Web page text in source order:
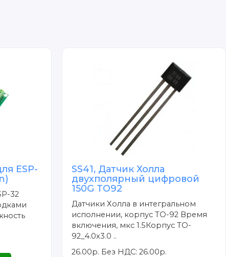
ESP-
32
SS41, Датчик Холла
двухполярный цифровой
150G TO92
Датчики Холла в интегральном
исполнении, корпус TO-92 Время
включения, мкс 1.5Корпус TO-
92_4.0x3.0 ..
26.00р. Без НДС: 26.00р.